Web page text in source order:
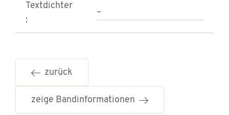
Textdichter
:
–
zurück
zeige Bandinformationen